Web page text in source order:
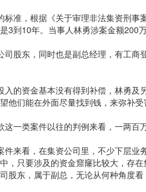
标准，根据《关于审理非法集资刑
3到10年。当事人林勇涉案金额200
司股东，同时也是副总经理，有工
入的资金基本没有得到补偿，林勇
他们能在外面尽量找到钱，来弥补受
一类案件以往的判例来看，一两百
件来看，在集资公司里，不少下层
，只要涉及的资金窟窿比较大，存
股东，属于副总，无论从何种角度